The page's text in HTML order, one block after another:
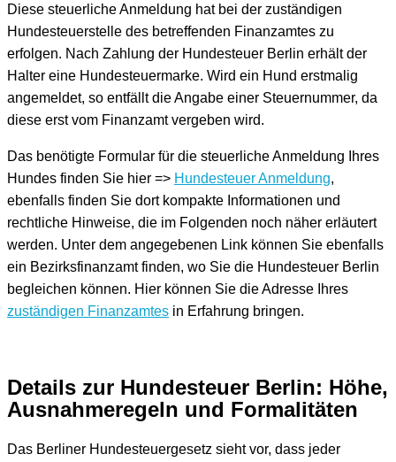
Diese steuerliche Anmeldung hat bei der zuständigen
Hundesteuerstelle des betreffenden Finanzamtes zu
erfolgen. Nach Zahlung der Hundesteuer Berlin erhält der
Halter eine Hundesteuermarke. Wird ein Hund erstmalig
angemeldet, so entfällt die Angabe einer Steuernummer, da
diese erst vom Finanzamt vergeben wird.
Das benötigte Formular für die steuerliche Anmeldung Ihres
Hundes finden Sie hier => Hundesteuer Anmeldung,
ebenfalls finden Sie dort kompakte Informationen und
rechtliche Hinweise, die im Folgenden noch näher erläutert
werden. Unter dem angegebenen Link können Sie ebenfalls
ein Bezirksfinanzamt finden, wo Sie die Hundesteuer Berlin
begleichen können. Hier können Sie die Adresse Ihres
zuständigen Finanzamtes in Erfahrung bringen.
Details zur Hundesteuer Berlin: Höhe,
Ausnahmeregeln und Formalitäten
Das Berliner Hundesteuergesetz sieht vor, dass jeder